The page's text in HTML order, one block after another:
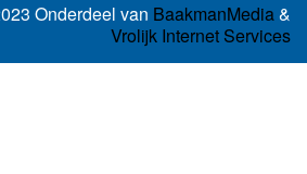
Onderdeel van BaakmanMedia&
Vrolijk Internet Services